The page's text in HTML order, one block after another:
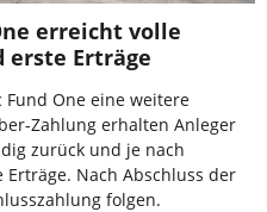
erreicht volle
Erträge
One eine weitere
Zahlung erhalten Anleger
zurück und je nach
Nach Abschluss der
folgen.